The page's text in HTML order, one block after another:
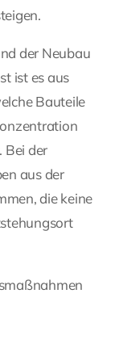
der Neubau
ist es aus
Bauteile
Bei der
aus der
die keine